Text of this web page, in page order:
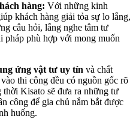
hàng: Với những kinh
khách hàng giải tỏa sự lo lắng,
câu hỏi, lắng nghe tâm tư
pháp phù hợp với mong muốn
ứng vật tư uy tín và chất
thi công đều có nguồn gốc rõ
thời Kisato sẽ đưa ra những tư
công để gia chủ nắm bắt được
huống.